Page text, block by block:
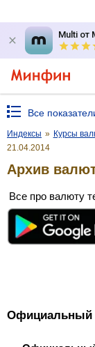
Multi от
Все
Индексы » Курсы
21.04.2014
Архив
Все про валюту
Официальный